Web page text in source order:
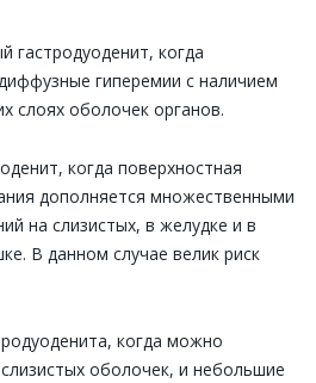
гастродуоденит, когда
гиперемии с наличием
слоях оболочек органов.
когда поверхностная
дополняется множественными
на слизистых, в желудке и в
В данном случае велик риск
когда можно
оболочек, и небольшие